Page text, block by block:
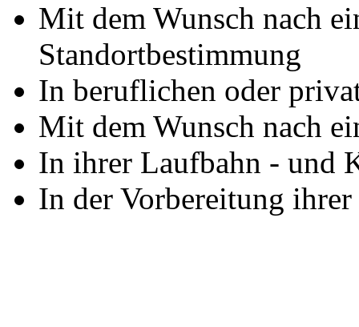
Mit dem Wunsch nach
Standortbestimmung
In beruflichen oder
Mit dem Wunsch nach
In ihrer Laufbahn - und
In der Vorbereitung ihrer